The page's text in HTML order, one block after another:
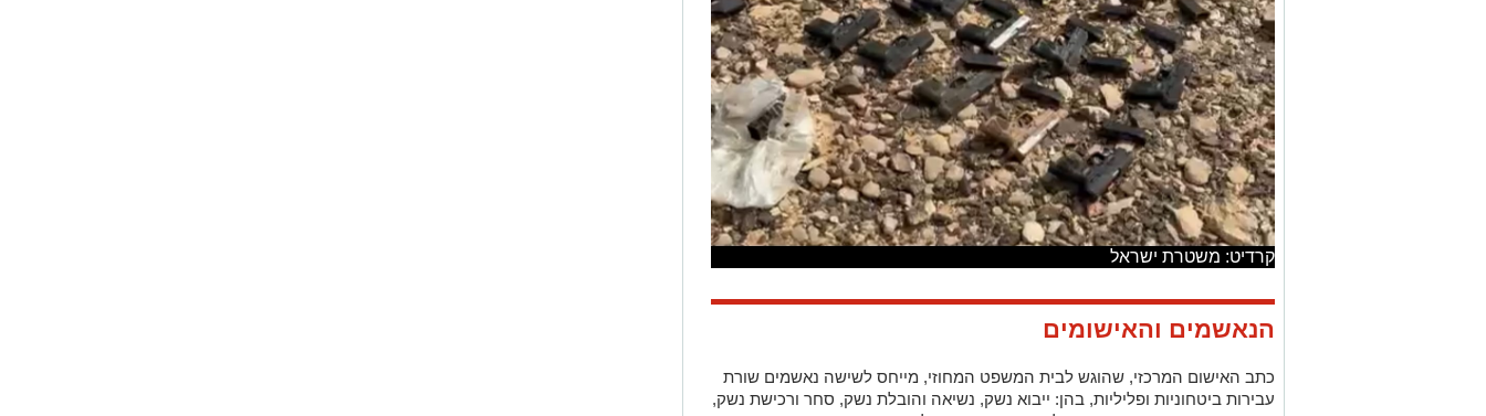
קרדיט: משטרת ישראל
הנאשמים והאישומים
כתב האישום המרכזי, שהוגש לבית המשפט המחוזי, מייחס לשישה נאשמים שורת
עבירות ביטחוניות ופליליות, בהן: ייבוא נשק, נשיאה והובלת נשק, סחר ורכישת נשק,